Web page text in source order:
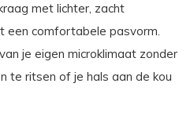
met lichter, zacht
een comfortabele pasvorm.
je eigen microklimaat zonder
te ritsen of je hals aan de kou